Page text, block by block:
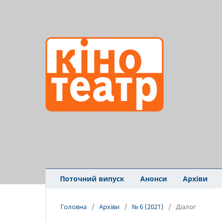
Поточний випуск Анонси Архіви
Головна / Архіви / № 6 (2021) / Діалог